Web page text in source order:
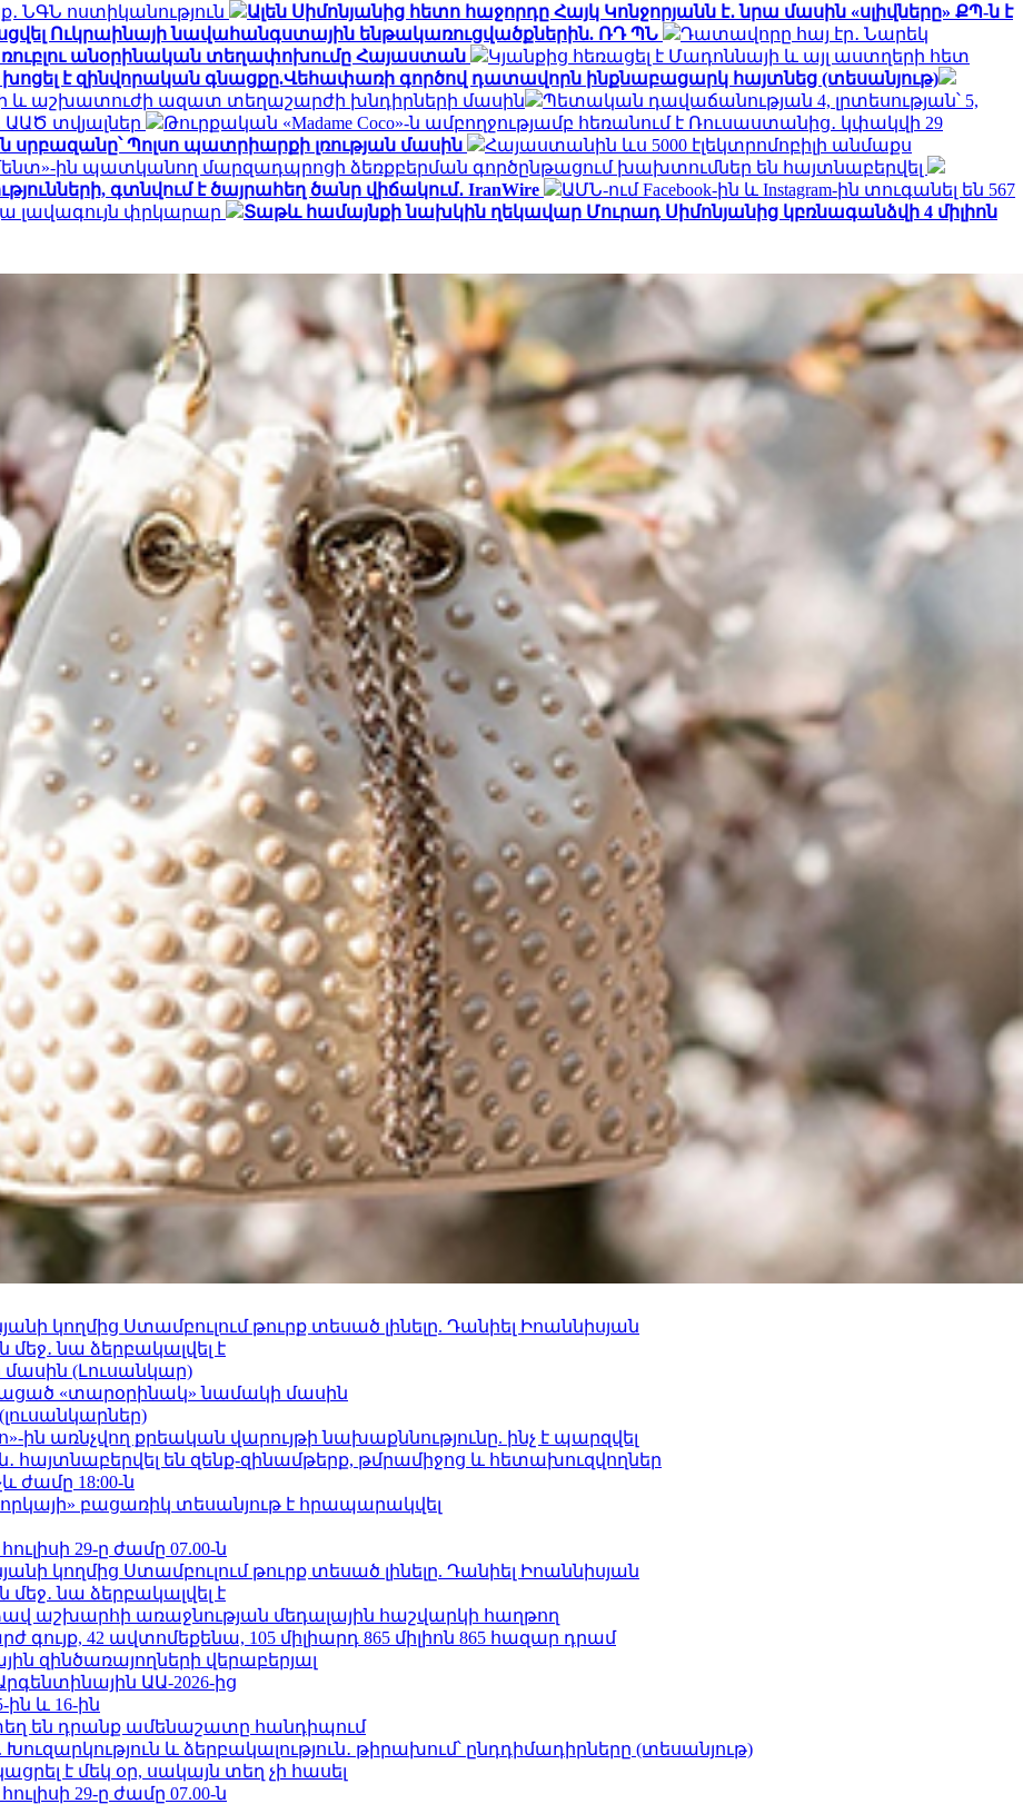
ՆԳՆ ոստիկանություն
Ալեն Սիմոնյանից հետո հաջորդը Հայկ Կոնջորյանն է․ նրա մասին «սլիվները» ՔՊ-ն է
Ուկրաինայի նավահանգստային ենթակառուցվածքներին. ՌԴ ՊՆ
Դատավորը հայ էր․ Նարեկ
ռուբլու անօրինական տեղափոխումը Հայաստան
Կյանքից հեռացել է Մադոննայի և այլ աստղերի հետ
խոցել է զինվորական գնացքը.Վեհափառի գործով դատավորն ինքնաբացարկ հայտնեց (տեսանյութ)
և աշխատուժի ազատ տեղաշարժի խնդիրների մասին
Պետական դավաճանության 4, լրտեսության՝ 5,
տվյալներ
Թուրքական «Madame Coco»-ն ամբողջությամբ հեռանում է Ռուսաստանից․ կփակվի 29
Պոլսո պատրիարքի լռության մասին
Հայաստանին ևս 5000 էլեկտրոմոբիլի անմաքս
ին պատկանող մարզադպրոցի ձեռքբերման գործընթացում խախտումներ են հայտնաբերվել
գտնվում է ծայրահեղ ծանր վիճակում․ IranWire
ԱՄՆ-ում Facebook-ին և Instagram-ին տուգանել են 567
լավագույն փրկարար
Տաթև համայնքի նախկին ղեկավար Մուրադ Սիմոնյանից կբռնագանձվի 4 միլիոն
կողմից Ստամբուլում թուրք տեսած լինելը. Դանիել Իոաննիսյան
նա ձերբակալվել է
մասին (Լուսանկար)
«տարօրինակ» նամակի մասին
ին առնչվող քրեական վարույթի նախաքննությունը. ինչ է պարզվել
հայտնաբերվել են զենք-զինամթերք, թմրամիջոց և հետախուզվողներ
ժամը 18:00-ն
բացառիկ տեսանյութ է հրապարակվել
29-ը ժամը 07.00-ն
կողմից Ստամբուլում թուրք տեսած լինելը. Դանիել Իոաննիսյան
նա ձերբակալվել է
առաջնության մեդալային հաշվարկի հաղթող
42 ավտոմեքենա, 105 միլիարդ 865 միլիոն 865 հազար դրամ
զինծառայողների վերաբերյալ
ԱԱ-2026-ից
ին և 16-ին
են դրանք ամենաշատը հանդիպում
և ձերբակալություն․ թիրախում՝ ընդդիմադիրները (տեսանյութ)
է մեկ օր, սակայն տեղ չի հասել
29-ը ժամը 07.00-ն